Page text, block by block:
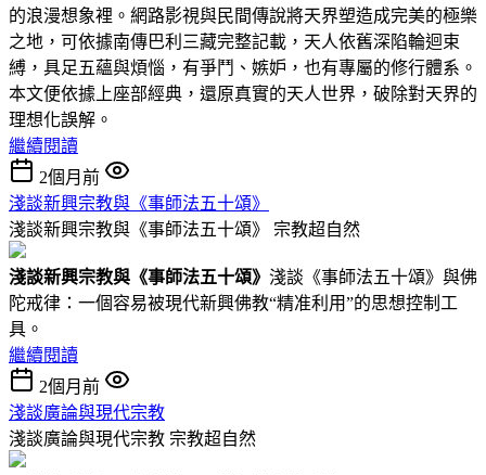
的浪漫想象裡。網路影視與民間傳說將天界塑造成完美的極樂
之地，可依據南傳巴利三藏完整記載，天人依舊深陷輪迴束
縛，具足五蘊與煩惱，有爭鬥、嫉妒，也有專屬的修行體系。
本文便依據上座部經典，還原真實的天人世界，破除對天界的
理想化誤解。
繼續閱讀
2個月前
淺談新興宗教與《事師法五十頌》
淺談新興宗教與《事師法五十頌》 宗教超自然
淺談新興宗教與 《事師法五十頌》 淺談《事師法五十頌》與佛
陀戒律：一個容易被現代新興佛教“精准利用”的思想控制工
具。
繼續閱讀
2個月前
淺談廣論與現代宗教
淺談廣論與現代宗教 宗教超自然